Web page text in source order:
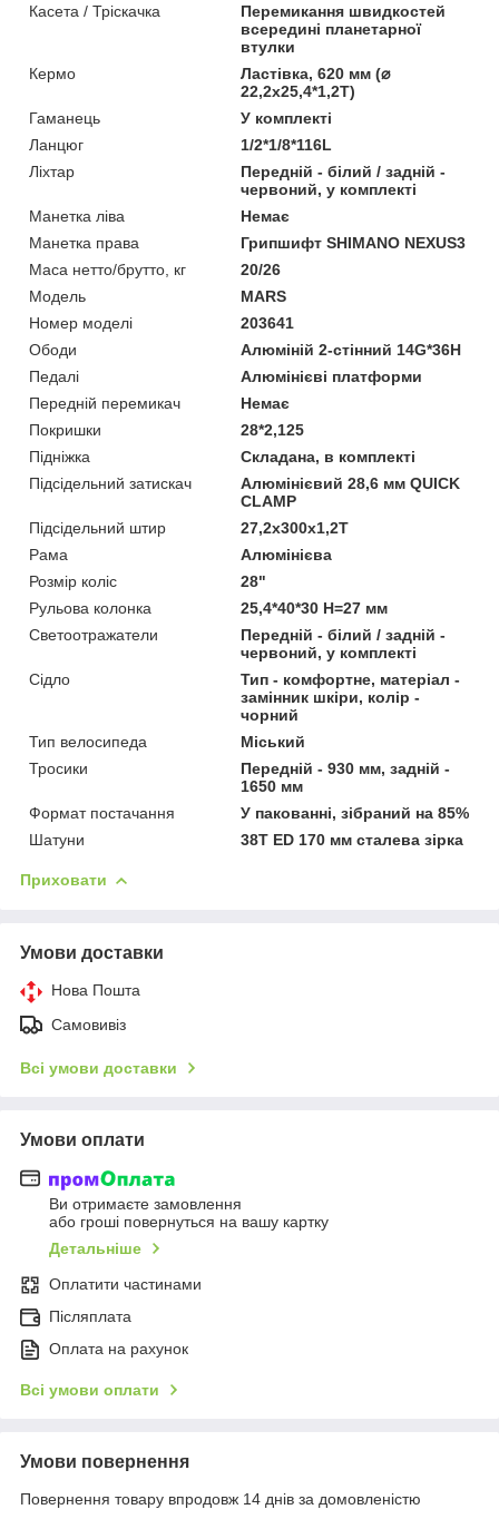
Касета / Тріскачка
Перемикання швидкостей
всередині планетарної
втулки
Кермо
Ластівка, 620 мм (⌀
22,2х25,4*1,2Т)
Гаманець
У комплекті
Ланцюг
1/2*1/8*116L
Ліхтар
Передній - білий / задній -
червоний, у комплекті
Манетка ліва
Немає
Манетка права
Грипшифт SHIMANO NEXUS3
Маса нетто/брутто, кг
20/26
Мoдель
MARS
Номер моделі
203641
Ободи
Алюміній 2-стінний 14G*36H
Педалі
Алюмінієві платформи
Передній перемикач
Немає
Покришки
28*2,125
Підніжка
Складана, в комплекті
Підсідельний затискач
Алюмінієвий 28,6 мм QUICK
CLAMP
Підсідельний штир
27,2х300х1,2T
Рама
Алюмінієва
Розмір коліс
28"
Рульова колонка
25,4*40*30 H=27 мм
Светоотражатели
Передній - білий / задній -
червоний, у комплекті
Сідло
Тип - комфортне, матеріал -
замінник шкіри, колір -
чорний
Тип велосипеда
Міський
Тросики
Передній - 930 мм, задній -
1650 мм
Формат постачання
У пакованні, зібраний на 85%
Шатуни
38T ED 170 мм сталева зірка
Приховати
Умови доставки
Нова Пошта
Самовивіз
Всі умови доставки
Умови оплати
Ви отримаєте замовлення
або гроші повернуться на вашу картку
Детальніше
Оплатити частинами
Післяплата
Оплата на рахунок
Всі умови оплати
Умови повернення
Повернення товару впродовж 14 днів за домовленістю